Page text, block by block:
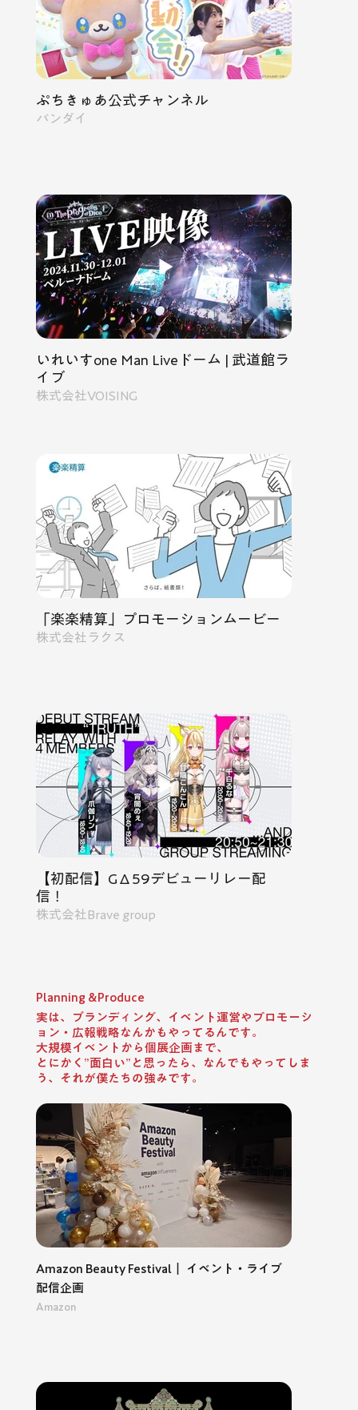
ぷちきゅあ公式チャンネル
バンダイ
いれいすone Man Liveドーム | 武道館ラ
イブ
株式会社VOISING
「楽楽精算」プロモーションムービー
株式会社ラクス
【初配信】GΔ59デビューリレー配
信！
株式会社Brave group
Planning &Produce
実は、ブランディング、イベント運営やプロモーシ
ョン・広報戦略なんかもやってるんです。
大規模イベントから個展企画まで、
とにかく”面白い”と思ったら、なんでもやってしま
う、それが僕たちの強みです。
Amazon Beauty Festival｜ イベント・ライブ
配信企画
Amazon